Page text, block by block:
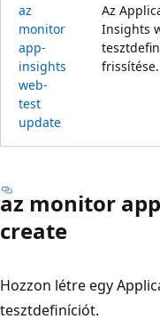
az
monitor
app-
insights
web-
test
update
Az
Insights
frissítése.
az monitor
create
Hozzon létre egy
tesztdefiníciót.